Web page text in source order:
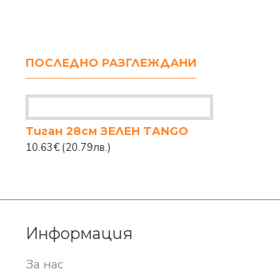
ПОСЛЕДНО РАЗГЛЕЖДАНИ
Тиган 28см ЗЕЛЕН TANGO
10.63€ (20.79лв.)
Информация
За нас